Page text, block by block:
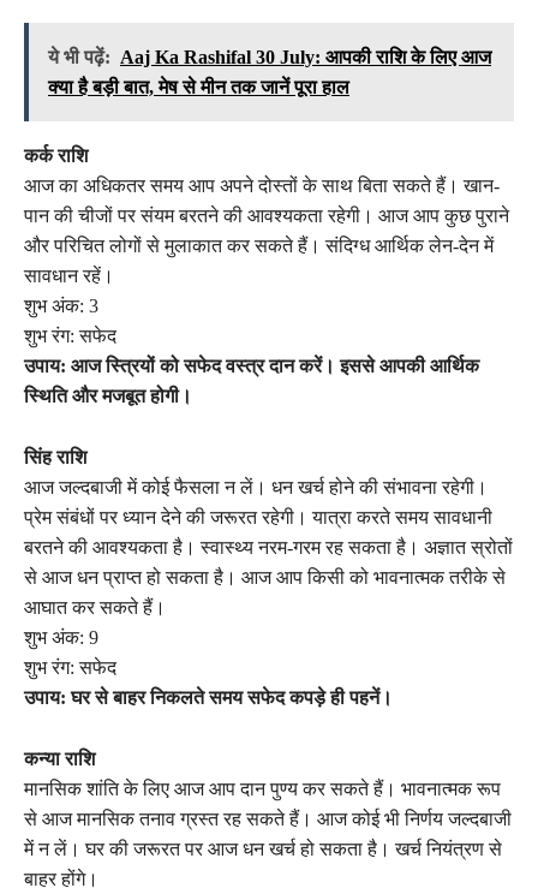
ये भी पढ़ें: Aaj Ka Rashifal 30 July: आपकी राशि के लिए आज
क्या है बड़ी बात, मेष से मीन तक जानें पूरा हाल
कर्क राशि
आज का अधिकतर समय आप अपने दोस्तों के साथ बिता सकते हैं। खान-
पान की चीजों पर संयम बरतने की आवश्यकता रहेगी। आज आप कुछ पुराने
और परिचित लोगों से मुलाकात कर सकते हैं। संदिग्ध आर्थिक लेन-देन में
सावधान रहें।
शुभ अंक: 3
शुभ रंग: सफेद
उपाय: आज स्त्रियों को सफेद वस्त्र दान करें। इससे आपकी आर्थिक
स्थिति और मजबूत होगी।
सिंह राशि
आज जल्दबाजी में कोई फैसला न लें। धन खर्च होने की संभावना रहेगी।
प्रेम संबंधों पर ध्यान देने की जरूरत रहेगी। यात्रा करते समय सावधानी
बरतने की आवश्यकता है। स्वास्थ्य नरम-गरम रह सकता है। अज्ञात स्रोतों
से आज धन प्राप्त हो सकता है। आज आप किसी को भावनात्मक तरीके से
आघात कर सकते हैं।
शुभ अंक: 9
शुभ रंग: सफेद
उपाय: घर से बाहर निकलते समय सफेद कपड़े ही पहनें।
कन्या राशि
मानसिक शांति के लिए आज आप दान पुण्य कर सकते हैं। भावनात्मक रूप
से आज मानसिक तनाव ग्रस्त रह सकते हैं। आज कोई भी निर्णय जल्दबाजी
में न लें। घर की जरूरत पर आज धन खर्च हो सकता है। खर्च नियंत्रण से
बाहर होंगे।